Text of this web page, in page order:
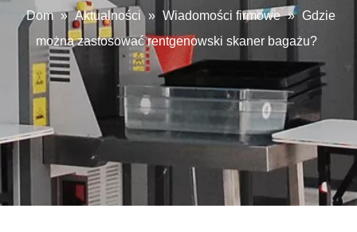
Dom » Aktualności » Wiadomości firmowe » Gdzie
można zastosować rentgenowski skaner bagażu?